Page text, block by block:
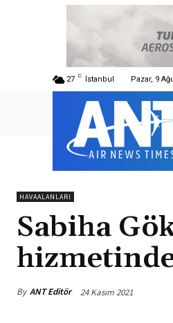
27 C İstanbul Pazar, 9
HAVAALANLARI
Sabiha
By ANT Editör 24 Kasım 2021